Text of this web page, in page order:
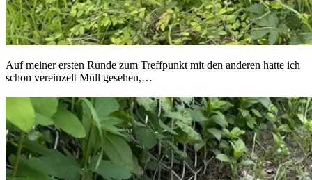
Auf meiner ersten Runde zum Treffpunkt mit den anderen hatte ich
schon vereinzelt Müll gesehen,…